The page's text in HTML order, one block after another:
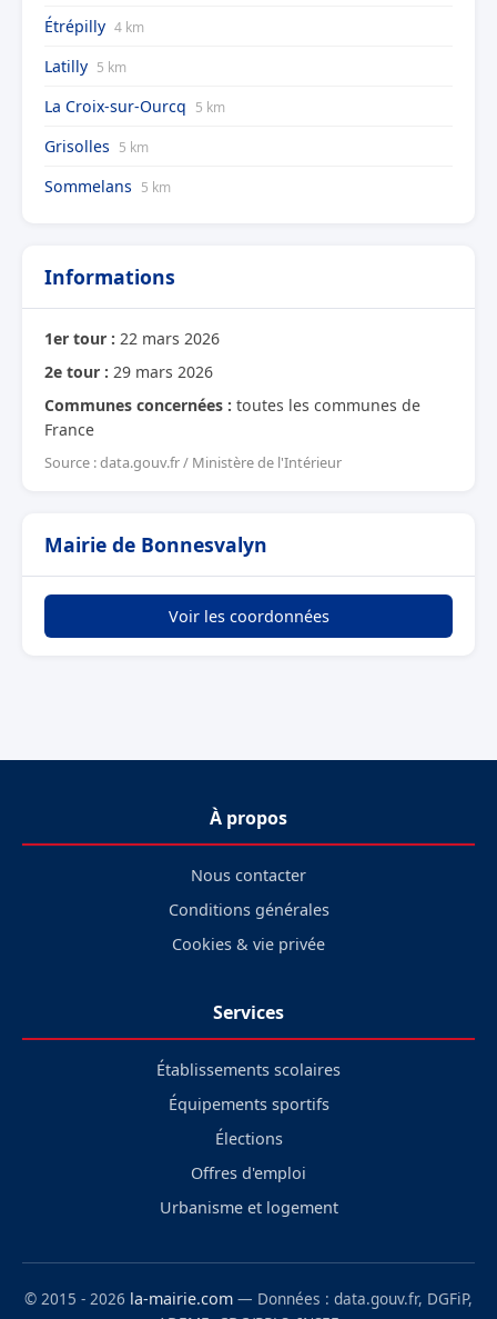
Étrépilly 4 km
Latilly 5 km
La Croix-sur-Ourcq 5 km
Grisolles 5 km
Sommelans 5 km
Informations
1er tour : 22 mars 2026
2e tour : 29 mars 2026
Communes concernées : toutes les communes de
France
Source : data.gouv.fr / Ministère de l'Intérieur
Mairie de Bonnesvalyn
Voir les coordonnées
À propos
Nous contacter
Conditions générales
Cookies & vie privée
Services
Établissements scolaires
Équipements sportifs
Élections
Offres d'emploi
Urbanisme et logement
© 2015 - 2026 la-mairie.com — Données : data.gouv.fr, DGFiP,